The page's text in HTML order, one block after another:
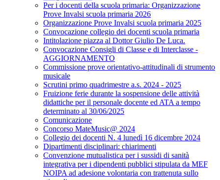
Per i docenti della scuola primaria: Organizzazione
Prove Invalsi scuola primaria 2026
Organizzazione Prove Invalsi scuola primaria 2025
Convocazione collegio dei docenti scuola primaria
Intitolazione piazza al Dottor Giulio De Luca.
Convocazione Consigli di Classe e di Interclasse -
AGGIORNAMENTO
Commissione prove orientativo-attitudinali di strumento
musicale
Scrutini primo quadrimestre a.s. 2024 - 2025
Fruizione ferie durante la sospensione delle attività
didattiche per il personale docente ed ATA a tempo
determinato al 30/06/2025
Comunicazione
Concorso MateMusic@ 2024
Collegio dei docenti N. 4 lunedì 16 dicembre 2024
Dipartimenti disciplinari: chiarimenti
Convenzione mutualistica per i sussidi di sanità
integrativa per i dipendenti pubblici stipulata da MEF
NOIPA ad adesione volontaria con trattenuta sullo